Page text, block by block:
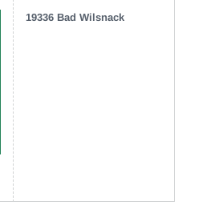
19336 Bad Wilsnack